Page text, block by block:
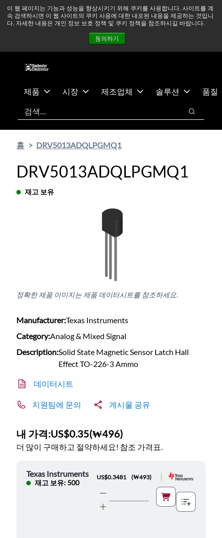
이 웹 페이지는 기능과 성능을 향상시키기 위해 쿠키를 사용합니다. 사이트를 계
속 검색하시면 이 웹 사이트의 쿠키 사용에 대한 내포된 내용을 제공하는 것입니
다. 자세한 내용은 개인 정보 보호 정책 및 쿠키 정책을 참조하시길 바랍니다.
동의하기
츠
건
중동 지역 상황을 지속적으로 주시하고 있으며, 모든 서비스는
정상적으로 운영되고 있습니다. 더 읽어보기 →
뉴스
문의하기
제품 시장 제조업체 솔루션
품질
검색
검색
홈 DRV5013ADQLPGMQ1
DRV5013ADQLPGMQ1
재고 보유
정확한 제품 이미지는 제품 데이터시트를 참조하세요.
Manufacturer:Texas Instruments
Category:Analog & Mixed Signal
Description:Solid State Magnetic Sensor Latch Hall
Effect TO-226-3 Ammo
데이터시트
지원팀에 문의 게시물 공유
내 가격:US$0.35(₩496)
더 많이 구매하고 절약하세요! 참조 가격표.
Texas Instruments
재고 보유: 500
US$0.3481 (₩493)